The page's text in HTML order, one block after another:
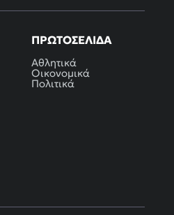
ΠΡΩΤΟΣΈΛΙΔΑ
Αθλητικά
Οικονομικά
Πολιτικά